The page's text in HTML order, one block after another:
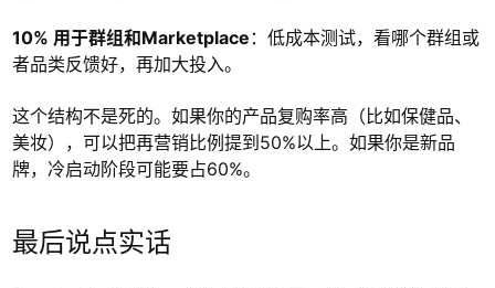
10% 用于群组和Marketplace ：低成本测试，看哪个群组或
者品类反馈好，再加大投入。
这个结构不是死的。如果你的产品复购率高（比如保健品、
美妆），可以把再营销比例提到50%以上。如果你是新品
牌，冷启动阶段可能要占60%。
最后说点实话